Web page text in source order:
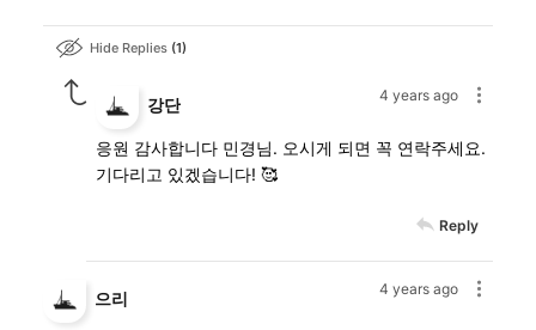
Hide Replies 1
4 years ago
강단
응원 감사합니다 민경님. 오시게 되면 꼭 연락주세요.
기다리고 있겠습니다! 🥰
Reply
4 years ago
으리